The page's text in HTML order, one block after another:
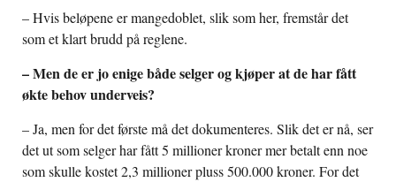
– Hvis beløpene er mangedoblet, slik som her, fremstår det
som et klart brudd på reglene.
– Men de er jo enige både selger og kjøper at de har fått
økte behov underveis?
– Ja, men for det første må det dokumenteres. Slik det er nå, ser
det ut som selger har fått 5 millioner kroner mer betalt enn noe
som skulle kostet 2,3 millioner pluss 500.000 kroner. For det